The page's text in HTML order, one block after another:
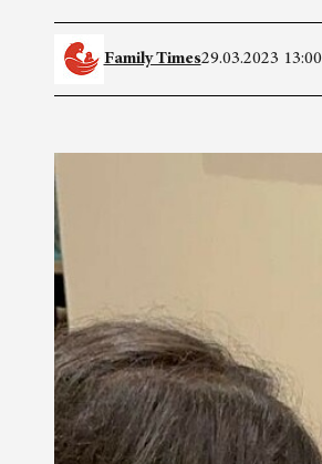
Family Times29.03.2023 13:00